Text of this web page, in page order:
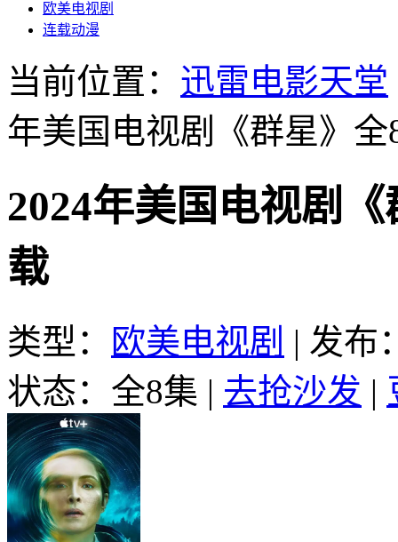
欧美电视剧
连载动漫
当前位置： 迅雷电影天堂
年美国电视剧《群星》全
2024年美国电视剧
载
类型： 欧美电视剧 | 发布
状态：全8集 | 去抢沙发 |